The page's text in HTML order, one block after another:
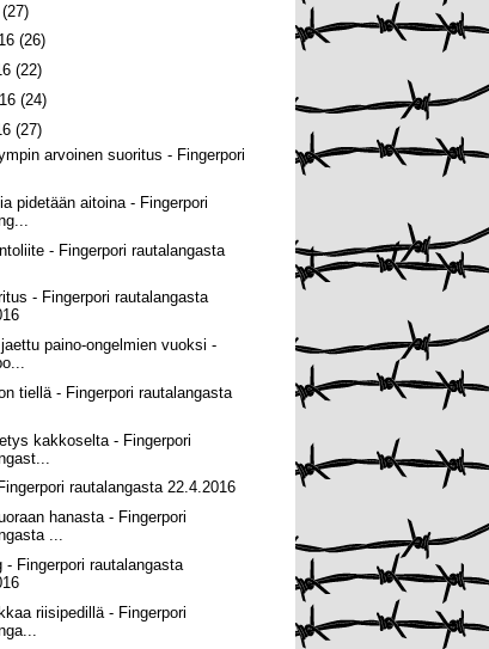
(27)
(26)
(22)
(24)
(27)
arvoinen suoritus - Fingerpori
pidetään aitoina - Fingerpori
- Fingerpori rautalangasta
- Fingerpori rautalangasta
paino-ongelmien vuoksi -
tiellä - Fingerpori rautalangasta
kakkoselta - Fingerpori
rautalangasta 22.4.2016
hanasta - Fingerpori
...
- Fingerpori rautalangasta
riisipedillä - Fingerpori